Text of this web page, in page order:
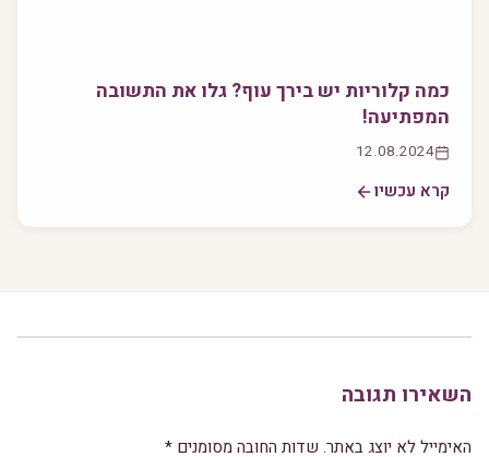
כמה קלוריות יש בירך עוף? גלו את התשובה
המפתיעה!
12.08.2024
קרא עכשיו
השאירו תגובה
האימייל לא יוצג באתר. שדות החובה מסומנים *